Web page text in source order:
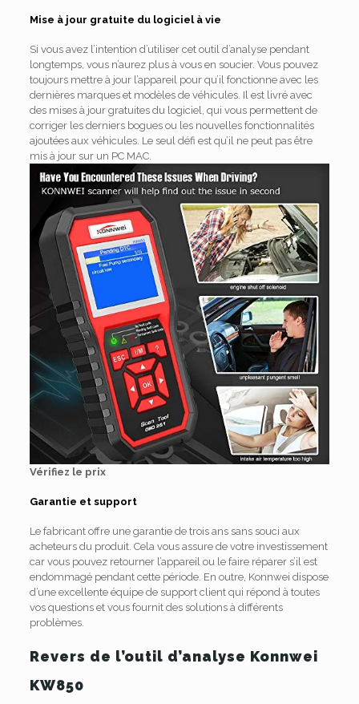
Mise à jour gratuite du logiciel à vie
Si vous avez l’intention d’utiliser cet outil d’analyse pendant
longtemps, vous n’aurez plus à vous en soucier. Vous pouvez
toujours mettre à jour l’appareil pour qu’il fonctionne avec les
dernières marques et modèles de véhicules. Il est livré avec
des mises à jour gratuites du logiciel, qui vous permettent de
corriger les derniers bogues ou les nouvelles fonctionnalités
ajoutées aux véhicules. Le seul défi est qu’il ne peut pas être
mis à jour sur un PC MAC.
Vérifiez le prix
Garantie et support
Le fabricant offre une garantie de trois ans sans souci aux
acheteurs du produit. Cela vous assure de votre investissement
car vous pouvez retourner l’appareil ou le faire réparer s’il est
endommagé pendant cette période. En outre, Konnwei dispose
d’une excellente équipe de support client qui répond à toutes
vos questions et vous fournit des solutions à différents
problèmes.
Revers de l’outil d’analyse Konnwei
KW850